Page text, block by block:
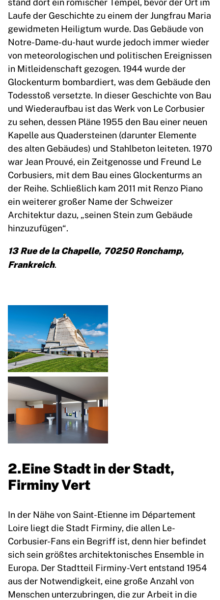
Laufe der Geschichte zu einem der Jungfrau Maria
gewidmeten Heiligtum wurde. Das Gebäude von
Notre-Dame-du-haut wurde jedoch immer wieder
von meteorologischen und politischen Ereignissen
in Mitleidenschaft gezogen. 1944 wurde der
Glockenturm bombardiert, was dem Gebäude den
Todesstoß versetzte. In dieser Geschichte von Bau
und Wiederaufbau ist das Werk von Le Corbusier
zu sehen, dessen Pläne 1955 den Bau einer neuen
Kapelle aus Quadersteinen (darunter Elemente
des alten Gebäudes) und Stahlbeton leiteten. 1970
war Jean Prouvé, ein Zeitgenosse und Freund Le
Corbusiers, mit dem Bau eines Glockenturms an
der Reihe. Schließlich kam 2011 mit Renzo Piano
ein weiterer großer Name der Schweizer
Architektur dazu, „seinen Stein zum Gebäude
hinzuzufügen“.
13 Rue de la Chapelle, 70250 Ronchamp,
Frankreich.
2.Eine Stadt in der Stadt,
Firminy Vert
In der Nähe von Saint-Etienne im Département
Loire liegt die Stadt Firminy, die allen Le-
Corbusier-Fans ein Begriff ist, denn hier befindet
sich sein größtes architektonisches Ensemble in
Europa. Der Stadtteil Firminy-Vert entstand 1954
aus der Notwendigkeit, eine große Anzahl von
Menschen unterzubringen, die zur Arbeit in die